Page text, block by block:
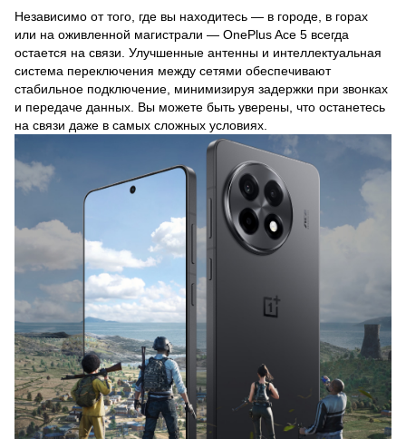
Независимо от того, где вы находитесь — в городе, в горах
или на оживленной магистрали — OnePlus Ace 5 всегда
остается на связи. Улучшенные антенны и интеллектуальная
система переключения между сетями обеспечивают
стабильное подключение, минимизируя задержки при звонках
и передаче данных. Вы можете быть уверены, что останетесь
на связи даже в самых сложных условиях.